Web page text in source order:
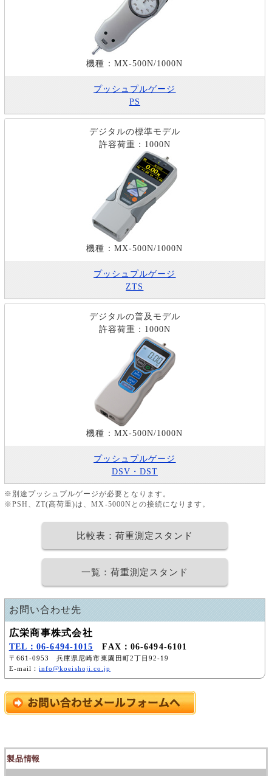
製品情報
機種：MX-500N/1000N
プッシュプルゲージ
PS
デジタルの標準モデル
許容荷重：1000N
機種：MX-500N/1000N
プッシュプルゲージ
ZTS
デジタルの普及モデル
許容荷重：1000N
機種：MX-500N/1000N
プッシュプルゲージ
DSV・DST
※別途プッシュプルゲージが必要となります。
※PSH、ZT(高荷重)は、MX-5000Nとの接続になります。
比較表：荷重測定スタンド
一覧：荷重測定スタンド
お問い合わせ先
広栄商事株式会社
TEL：06-6494-1015 FAX：06-6494-6101
〒661-0953 兵庫県尼崎市東園田町2丁目92-19
E-mail：info@koeishoji.co.jp